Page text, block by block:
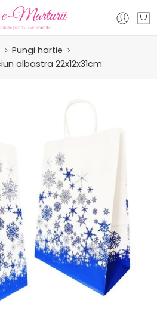
Pungi hartie
albastra 22x12x31cm